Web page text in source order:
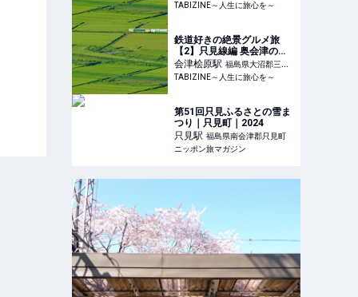
会津美里町
TABIZINE～人生に旅心を～
鉄道好きの絶景グルメ旅
【2】只見線編 奥会津の田
園風景と10個限定の姫ま
会津桧原駅 福島県大沼郡三島
町
TABIZINE～人生に旅心を～
第51回只見ふるさとの雪ま
つり｜只見町｜2024
只見駅 福島県南会津郡只見町
ニッポン旅マガジン